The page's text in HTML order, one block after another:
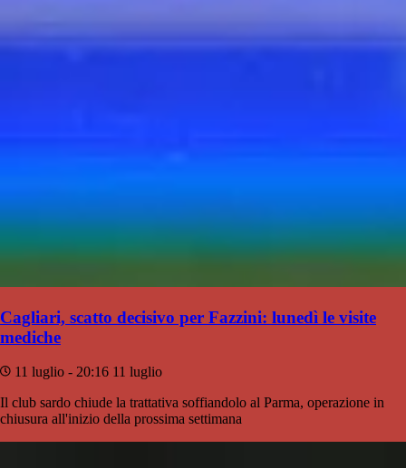
Cagliari, scatto decisivo per Fazzini: lunedì le visite
mediche
11 luglio - 20:16 11 luglio
Il club sardo chiude la trattativa soffiandolo al Parma, operazione in
chiusura all'inizio della prossima settimana